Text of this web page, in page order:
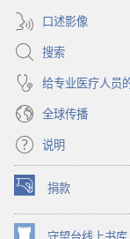
口述影像
搜索
给专业医疗人员
全球传播
说明
捐款
（打
开
新